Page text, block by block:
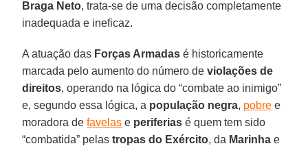
Braga Neto, trata-se de uma decisão completamente
inadequada e ineficaz.
A atuação das Forças Armadas é historicamente
marcada pelo aumento do número deviolações de
direitos, operando na lógica do “combate ao inimigo”
e, segundo essa lógica, a população negra, pobre e
moradora defavelas e periferias é quem tem sido
“combatida” pelastropas do Exército, da Marinha e